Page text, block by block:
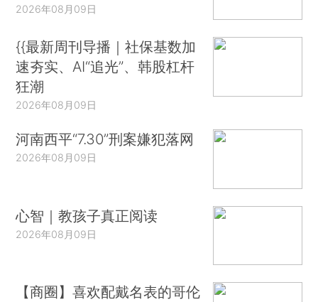
2026年08月09日
{{最新周刊导播｜社保基数加
速夯实、AI“追光”、韩股杠杆
狂潮
2026年08月09日
河南西平“7.30”刑案嫌犯落网
2026年08月09日
心智｜教孩子真正阅读
2026年08月09日
【商圈】喜欢配戴名表的哥伦